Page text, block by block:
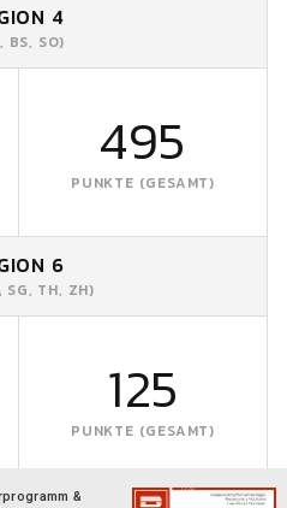
4
BS, SO)
495
PUNKTE (GESAMT)
6
SG, TH, ZH)
125
PUNKTE (GESAMT)
&